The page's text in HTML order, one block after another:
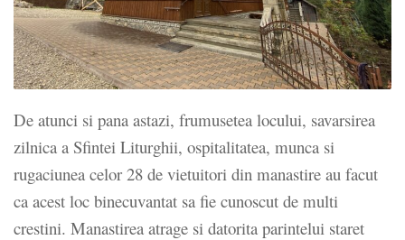
De atunci si pana astazi, frumusetea locului, savarsirea
zilnica a Sfintei Liturghii, ospitalitatea, munca si
rugaciunea celor 28 de vietuitori din manastire au facut
ca acest loc binecuvantat sa fie cunoscut de multi
crestini. Manastirea atrage si datorita parintelui staret